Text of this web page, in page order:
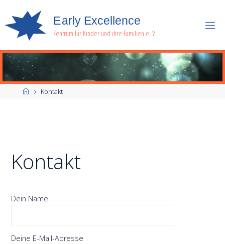
Early Excellence
Zentrum für Kinder und ihre Familien e. V.
StartKontakt
Kontakt
Dein Name
Deine E-Mail-Adresse